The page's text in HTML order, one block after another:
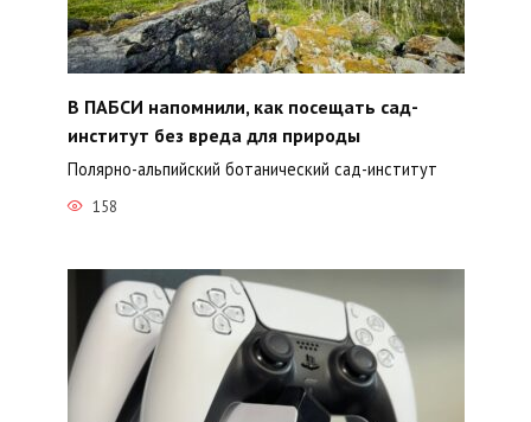
В ПАБСИ напомнили, как посещать сад-
институт без вреда для природы
Полярно-альпийский ботанический сад-институт
158